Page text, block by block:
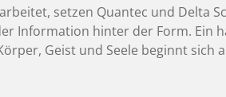
setzen Quantec und Delta
Information hinter der Form. Ein
Geist und Seele beginnt sich